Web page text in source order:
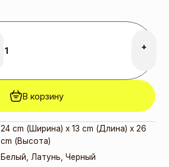
+
В корзину
24 cm (Ширина) x 13 cm (Длина) x 26
cm (Высота)
Белый Латунь ,Черный